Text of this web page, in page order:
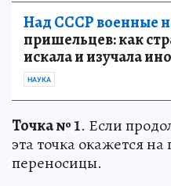
Над СССР военные
пришельцев: как
искала и изучала
НАУКА
Точка № 1. Если
эта точка окажется
переносицы.